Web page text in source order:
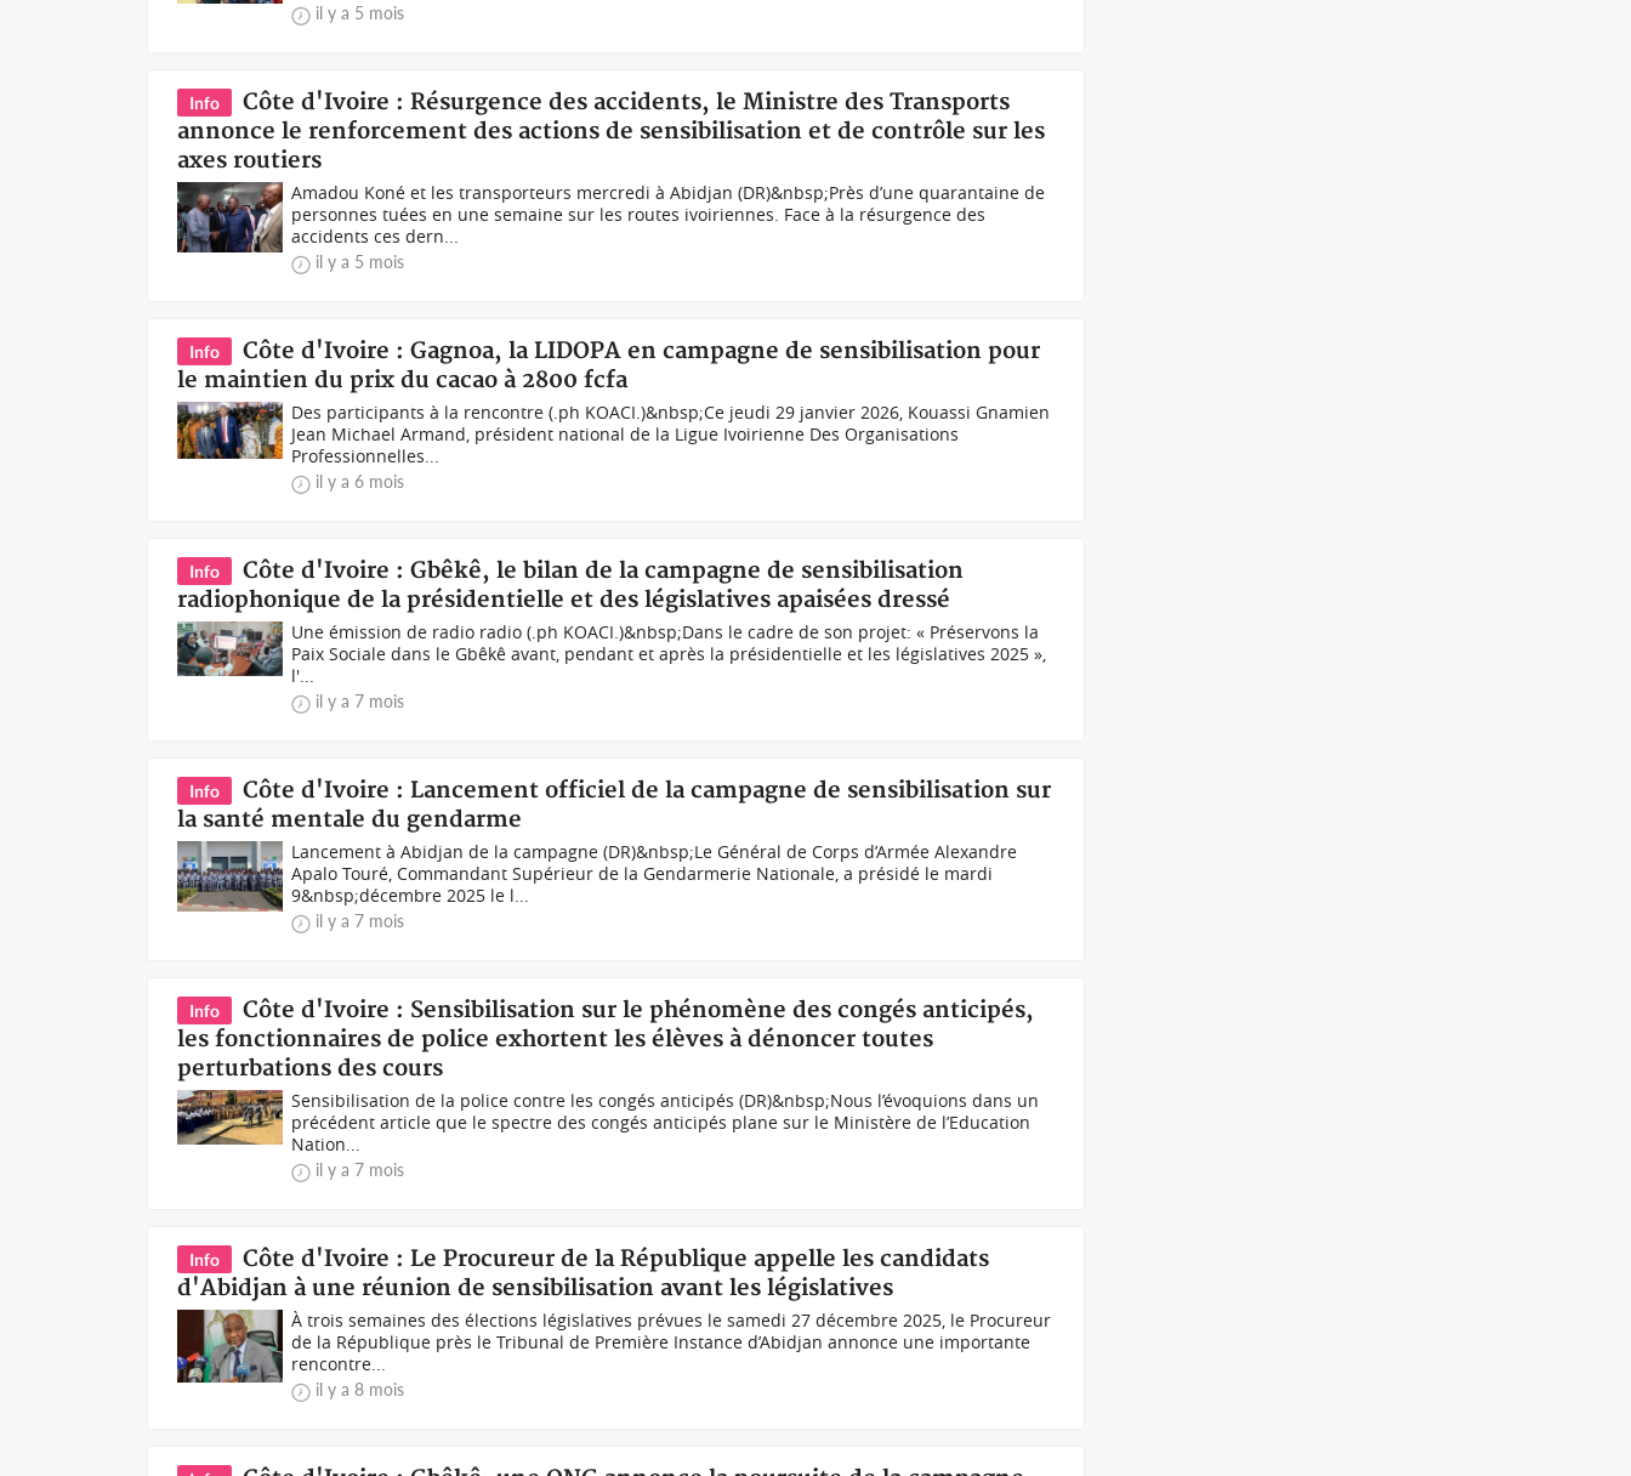
il y a 5 mois
Info
Côte d'Ivoire : Résurgence des accidents, le Ministre des Transports
annonce le renforcement des actions de sensibilisation et de contrôle sur les
axes routiers
Amadou Koné et les transporteurs mercredi à Abidjan (DR)&nbsp;Près d’une quarantaine de
personnes tuées en une semaine sur les routes ivoiriennes. Face à la résurgence des
accidents ces dern...
il y a 5 mois
Info
Côte d'Ivoire : Gagnoa, la LIDOPA en campagne de sensibilisation pour
le maintien du prix du cacao à 2800 fcfa
Des participants à la rencontre (.ph KOACI.)&nbsp;Ce jeudi 29 janvier 2026, Kouassi Gnamien
Jean Michael Armand, président national de la Ligue Ivoirienne Des Organisations
Professionnelles...
il y a 6 mois
Info
Côte d'Ivoire : Gbêkê, le bilan de la campagne de sensibilisation
radiophonique de la présidentielle et des législatives apaisées dressé
Une émission de radio radio (.ph KOACI.)&nbsp;Dans le cadre de son projet: « Préservons la
Paix Sociale dans le Gbêkê avant, pendant et après la présidentielle et les législatives 2025 »,
l'...
il y a 7 mois
Info
Côte d'Ivoire : Lancement officiel de la campagne de sensibilisation sur
la santé mentale du gendarme
Lancement à Abidjan de la campagne (DR)&nbsp;Le Général de Corps d’Armée Alexandre
Apalo Touré, Commandant Supérieur de la Gendarmerie Nationale, a présidé le mardi
9&nbsp;décembre 2025 le l...
il y a 7 mois
Info
Côte d'Ivoire : Sensibilisation sur le phénomène des congés anticipés,
les fonctionnaires de police exhortent les élèves à dénoncer toutes
perturbations des cours
Sensibilisation de la police contre les congés anticipés (DR)&nbsp;Nous l’évoquions dans un
précédent article que le spectre des congés anticipés plane sur le Ministère de l’Education
Nation...
il y a 7 mois
Info
Côte d'Ivoire : Le Procureur de la République appelle les candidats
d'Abidjan à une réunion de sensibilisation avant les législatives
À trois semaines des élections législatives prévues le samedi 27 décembre 2025, le Procureur
de la République près le Tribunal de Première Instance d’Abidjan annonce une importante
rencontre...
il y a 8 mois